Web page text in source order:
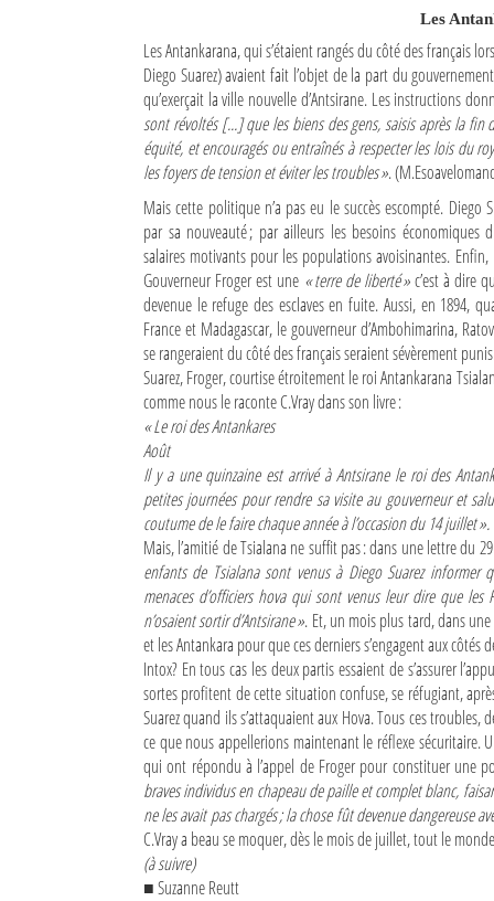
Les
Les Antankarana, qui s’étaient rangés du côté des français
Diego Suarez) avaient fait l’objet de la part du
qu’exerçait la ville nouvelle d’Antsirane. Les instructions
sont révoltés [...] que les biens des gens, saisis après la
équité, et encouragés ou entraînés à respecter les lois du
les foyers de tension et éviter les troubles ».
Mais cette politique n’a pas eu le succès escompté. Diego
par sa nouveauté ; par ailleurs les besoins économiques
salaires motivants pour les populations avoisinantes. Enfin,
Gouverneur Froger est une « terre de liberté »c’est à dire
devenue le refuge des esclaves en fuite. Aussi, en 1894,
France et Madagascar, le gouverneur d’Ambohimarina,
se rangeraient du côté des français seraient sévèrement
Suarez, Froger, courtise étroitement le roi Antankarana
comme nous le raconte C.Vray dans son livre :
« Le roi des Antankares
Août
Il y a une quinzaine est arrivé à Antsirane le roi des
petites journées pour rendre sa visite au gouverneur et
coutume de le faire chaque année à l’occasion du 14 juillet ».
Mais, l’amitié de Tsialana ne suffit pas : dans une lettre du
enfants de Tsialana sont venus à Diego Suarez informer
menaces d’officiers hova qui sont venus leur dire que
n’osaient sortir d’Antsirane ». Et, un mois plus tard, dans
et les Antankara pour que ces derniers s’engagent aux côtés
Intox? En tous cas les deux partis essaient de s’assurer
sortes profitent de cette situation confuse, se réfugiant,
Suarez quand ils s’attaquaient aux Hova. Tous ces
ce que nous appellerions maintenant le réflexe sécuritaire.
qui ont répondu à l’appel de Froger pour constituer une
braves individus en chapeau de paille et complet blanc,
ne les avait pas chargés ; la chose fût devenue dangereuse
C.Vray a beau se moquer, dès le mois de juillet, tout le
(à suivre)
■ Suzanne Reutt